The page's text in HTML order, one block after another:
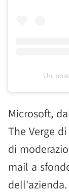
Un
Microsoft,
The Verge
di
mail a